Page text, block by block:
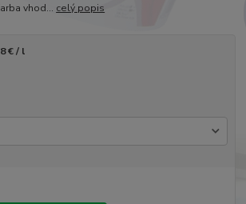
vhod... celý popis
€ / l